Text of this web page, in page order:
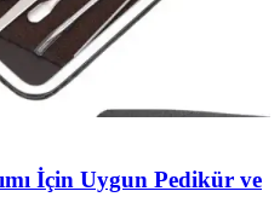
İçin Uygun Pedikür ve